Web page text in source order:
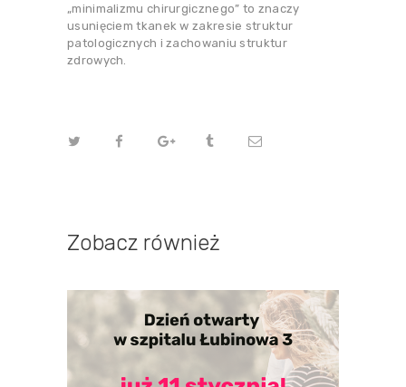
„minimalizmu chirurgicznego” to znaczy
usunięciem tkanek w zakresie struktur
patologicznych i zachowaniu struktur
zdrowych.
Zobacz również